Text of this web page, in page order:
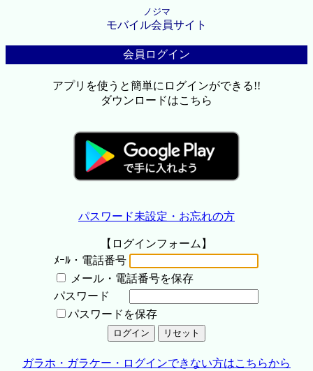
ノジマ
モバイル会員サイト
会員ログイン
アプリを使うと簡単にログインができる!!
ダウンロードはこちら
パスワード未設定・お忘れの方
【ログインフォーム】
ﾒｰﾙ・電話番号
メール・電話番号を保存
パスワード
パスワードを保存
ガラホ・ガラケー・ログインできない方はこちらから